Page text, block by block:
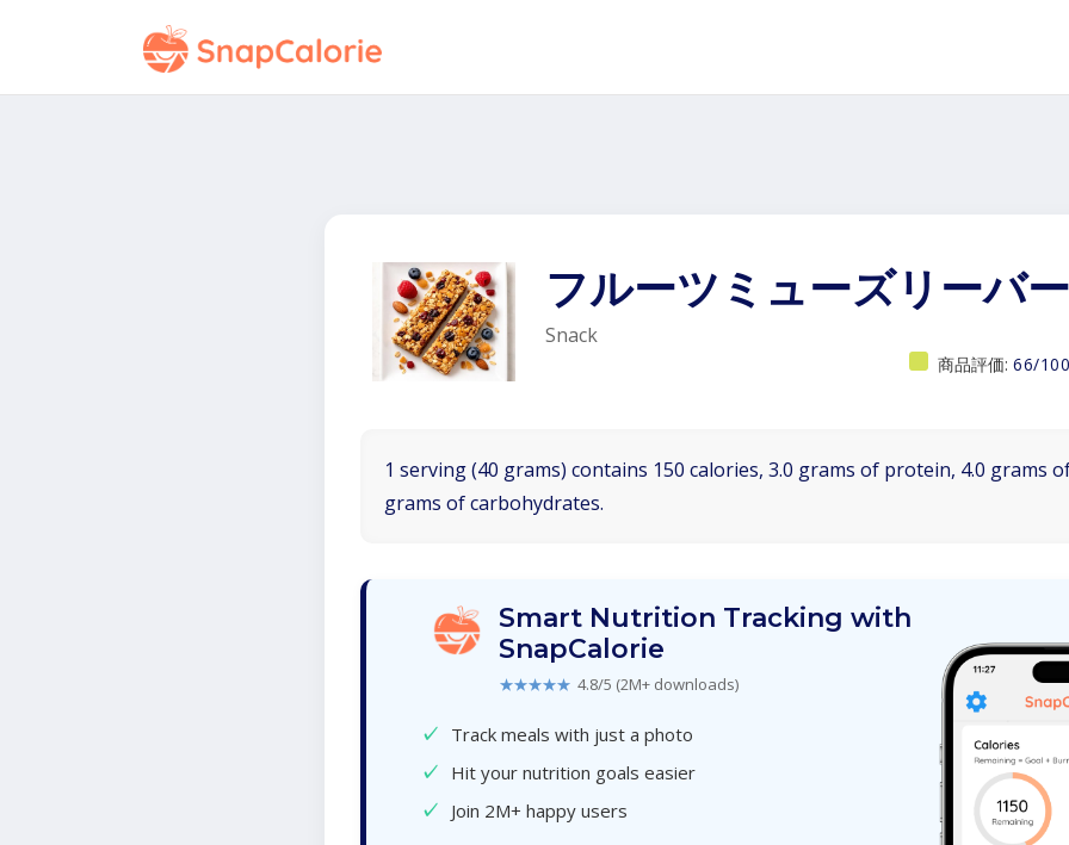
フルーツミューズリーバー
Snack
商品評価: 66/100
1 serving (40 grams) contains 150 calories, 3.0 grams of protein, 4.0 grams
grams of carbohydrates.
Smart Nutrition Tracking with
SnapCalorie
★★★★★ 4.8/5 (2M+ downloads)
✓ Track meals with just a photo
✓ Hit your nutrition goals easier
✓ Join 2M+ happy users